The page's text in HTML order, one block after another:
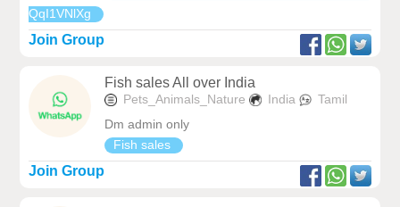
QqI1VNlXg
Join Group
Fish sales All over India
Pets_Animals_Nature India
Tamil
Dm admin only
Fish sales
Join Group